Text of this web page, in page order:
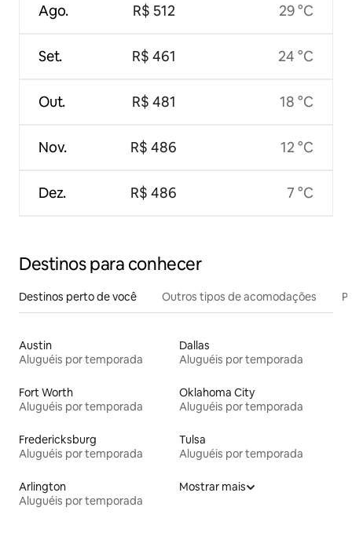
Ago.
Set.
Out.
Nov.
Dez.
R$ 512
R$ 461
R$ 481
R$ 486
R$ 486
29 °C
24 °C
18 °C
12 °C
7 °C
Destinos para conhecer
Destinos perto de você Outros tipos de acomodações
Austin
Aluguéis por temporada
Dallas
Aluguéis por temporada
Fort Worth
Aluguéis por temporada
Oklahoma City
Aluguéis por temporada
Fredericksburg
Aluguéis por temporada
Tulsa
Aluguéis por temporada
Arlington
Aluguéis por temporada
Mostrar mais